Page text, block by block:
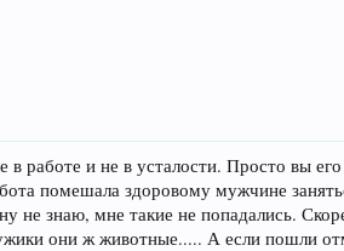
работе и не в усталости. Просто вы
помешала здоровому мужчине
не знаю, мне такие не попадались.
они ж животные..... А если пошли